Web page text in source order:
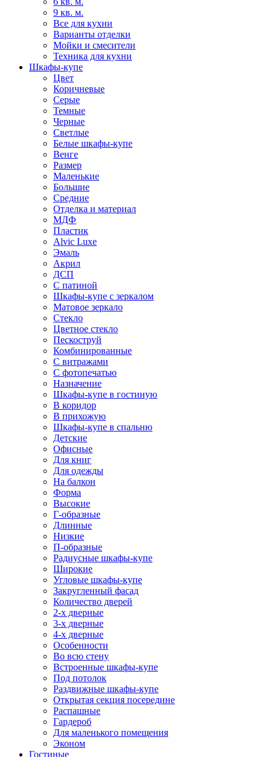
9 кв. м.
Все для кухни
Варианты отделки
Мойки и смесители
Техника для кухни
Шкафы-купе
Цвет
Коричневые
Серые
Темные
Черные
Светлые
Белые шкафы-купе
Венге
Размер
Маленькие
Большие
Средние
Отделка и материал
МДФ
Пластик
Alvic Luxe
Эмаль
Акрил
ДСП
С патиной
Шкафы-купе с зеркалом
Матовое зеркало
Стекло
Цветное стекло
Пескоструй
Комбинированные
С витражами
С фотопечатью
Назначение
Шкафы-купе в гостиную
В коридор
В прихожую
Шкафы-купе в спальню
Детские
Офисные
Для книг
Для одежды
На балкон
Форма
Высокие
Г-образные
Длинные
Низкие
П-образные
Радиусные шкафы-купе
Широкие
Угловые шкафы-купе
Закругленный фасад
Количество дверей
2-х дверные
3-х дверные
4-х дверные
Особенности
Во всю стену
Встроенные шкафы-купе
Под потолок
Раздвижные шкафы-купе
Открытая секция посередине
Распашные
Гардероб
Для маленького помещения
Эконом
Гостиные